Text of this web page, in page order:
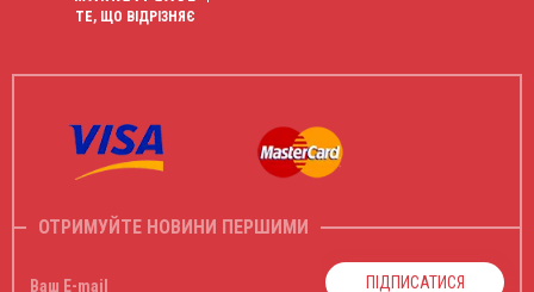
ТЕ, ЩО ВІДРІЗНЯЄ
ОТРИМУЙТЕ НОВИНИ ПЕРШИМИ
Ваш E-mail ПІДПИСАТИСЯ